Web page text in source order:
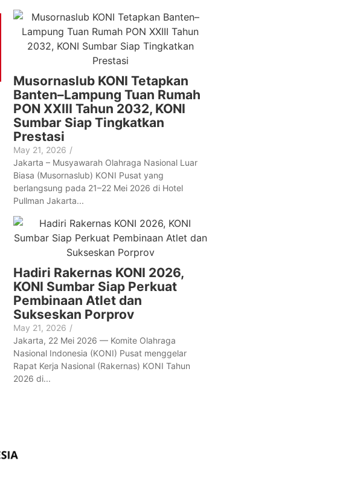
Musornaslub KONI Tetapkan
Banten–Lampung Tuan Rumah
PON XXIII Tahun 2032, KONI
Sumbar Siap Tingkatkan
Prestasi
May 21, 2026 /
Jakarta – Musyawarah Olahraga Nasional Luar
Biasa (Musornaslub) KONI Pusat yang
berlangsung pada 21–22 Mei 2026 di Hotel
Pullman Jakarta...
Hadiri Rakernas KONI 2026,
KONI Sumbar Siap Perkuat
Pembinaan Atlet dan
Sukseskan Porprov
May 21, 2026 /
Jakarta, 22 Mei 2026 — Komite Olahraga
Nasional Indonesia (KONI) Pusat menggelar
Rapat Kerja Nasional (Rakernas) KONI Tahun
2026 di...